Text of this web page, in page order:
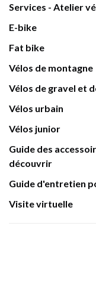
Services - Atelier
E-bike
Fat bike
Vélos de montagne
Vélos de gravel et
Vélos urbain
Vélos junior
Guide des
découvrir
Guide d'entretien
Visite virtuelle